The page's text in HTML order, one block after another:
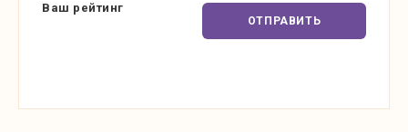
Ваш рейтинг
ОТПРАВИТЬ